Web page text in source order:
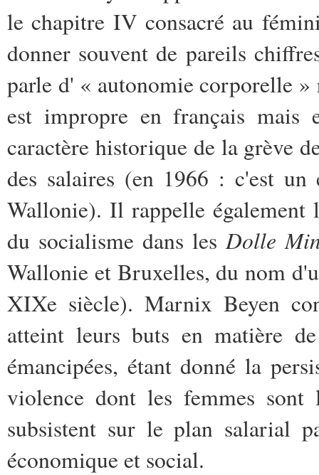
le chapitre IV consacré au
donner souvent de pareils
parle d' « autonomie corporelle »
est impropre en français mais
caractère historique de la grève
des salaires (en 1966 : c'est
Wallonie). Il rappelle
du socialisme dans lesDolle
Wallonie et Bruxelles, du nom
XIXe siècle). Marnix Beyen
atteint leurs buts en matière
émancipées, étant donné la
violence dont les femmes
subsistent sur le plan salarial
économique et social.